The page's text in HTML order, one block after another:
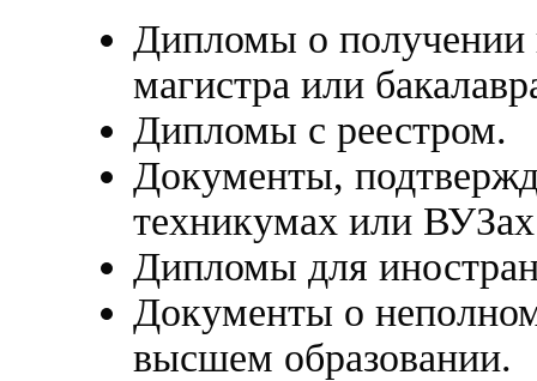
Дипломы о получении
магистра или
Дипломы с реестром.
Документы,
техникумах или
Дипломы для
Документы о
высшем образовании.